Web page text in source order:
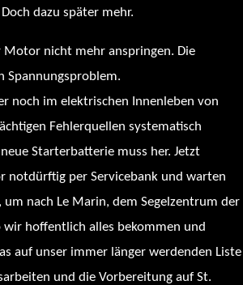
dazu später mehr.
Motor nicht mehr anspringen. Die
Spannungsproblem.
noch im elektrischen Innenleben von
Fehlerquellen systematisch
Starterbatterie muss her. Jetzt
notdürftig per Servicebank und warten
nach Le Marin, dem Segelzentrum der
wir hoffentlich alles bekommen und
auf unser immer länger werdenden Liste
und die Vorbereitung auf St.